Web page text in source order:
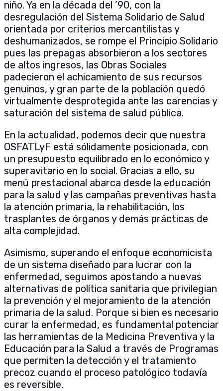
niño. Ya en la década del ’90, con la
desregulación del Sistema Solidario de Salud
orientada por criterios mercantilistas y
deshumanizados, se rompe el Principio Solidario
pues las prepagas absorbieron a los sectores
de altos ingresos, las Obras Sociales
padecieron el achicamiento de sus recursos
genuinos, y gran parte de la población quedó
virtualmente desprotegida ante las carencias y
saturación del sistema de salud pública.
En la actualidad, podemos decir que nuestra
OSFATLyF está sólidamente posicionada, con
un presupuesto equilibrado en lo económico y
superavitario en lo social. Gracias a ello, su
menú prestacional abarca desde la educación
para la salud y las campañas preventivas hasta
la atención primaria, la rehabilitación, los
trasplantes de órganos y demás prácticas de
alta complejidad.
Asimismo, superando el enfoque economicista
de un sistema diseñado para lucrar con la
enfermedad, seguimos apostando a nuevas
alternativas de política sanitaria que privilegian
la prevención y el mejoramiento de la atención
primaria de la salud. Porque si bien es necesario
curar la enfermedad, es fundamental potenciar
las herramientas de la Medicina Preventiva y la
Educación para la Salud a través de Programas
que permiten la detección y el tratamiento
precoz cuando el proceso patológico todavía
es reversible.